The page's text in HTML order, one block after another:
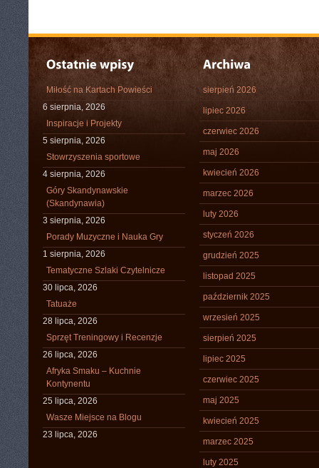
Miłość na Kartach Powieści
6 sierpnia, 2026
Inspiracje i Projekty
5 sierpnia, 2026
Stowrzyszenia sportowe
4 sierpnia, 2026
Góry Skandynawskie
(Skandynawia)
3 sierpnia, 2026
Porady Muzyczne i Nauka Gry
1 sierpnia, 2026
Tematyczne Szlaki Czytelnicze
30 lipca, 2026
Tatuaże
28 lipca, 2026
Sprzęt Treningowy i Recenzje
26 lipca, 2026
Afryka Smaku – Kuchnie
Kontynentu
25 lipca, 2026
Wasze Miejsce na Blogu
23 lipca, 2026
sierpień 2026
lipiec 2026
czerwiec 2026
maj 2026
kwiecień 2026
marzec 2026
luty 2026
styczeń 2026
grudzień 2025
listopad 2025
październik 2025
wrzesień 2025
sierpień 2025
lipiec 2025
czerwiec 2025
maj 2025
kwiecień 2025
marzec 2025
luty 2025